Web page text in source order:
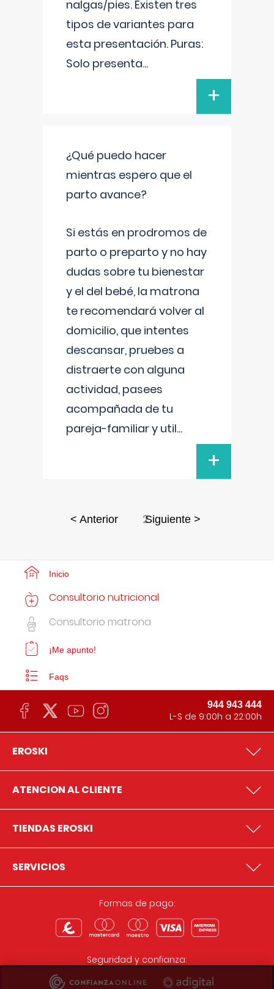
nalgas/pies. Existen tres
tipos de variantes para
esta presentación. Puras:
Solo presenta...
+
¿Qué puedo hacer
mientras espero que el
parto avance?
Si estás en prodromos de
parto o preparto y no hay
dudas sobre tu bienestar
y el del bebé, la matrona
te recomendará volver al
domicilio, que intentes
descansar, pruebes a
distraerte con alguna
actividad, pasees
acompañada de tu
pareja-familiar y util...
+
< Anterior 2Siguiente >
Inicio
Consultorio nutricional
Consultorio matrona
¡Me apunto!
Faqs
944 943 444
L-S de 9:00h a 22:00h
EROSKI
ATENCION AL CLIENTE
TIENDAS EROSKI
SERVICIOS
Formas de pago:
Seguridad y confianza: